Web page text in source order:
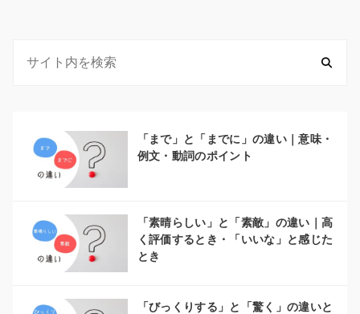
「まで」と「までに」の違い｜意味・
例文・動詞のポイント
「素晴らしい」と「素敵」の違い｜高
く評価するとき・「いいな」と感じた
とき
「びっくりする」と「驚く」の違いと